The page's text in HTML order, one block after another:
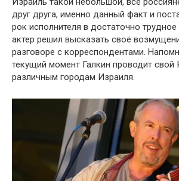
друг друга, именно данный факт и
рок исполнителя в достаточно
актер решил высказать своё
разговоре с корреспондентами.
текущий момент Галкин проводит свой
различным городам Израиля.